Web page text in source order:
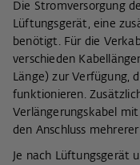
Die Stromversorgung
Lüftungsgerät, eine
benötigt. Für die
verschieden
Länge) zur Verfügung,
funktionieren.
Verlängerungskabel
den Anschluss
Je nach Lüftungsgerät